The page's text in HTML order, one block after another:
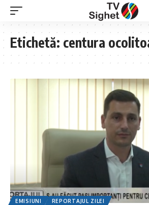
Etichetă: centura
EMISIUNI REPORTAJUL ZILEI